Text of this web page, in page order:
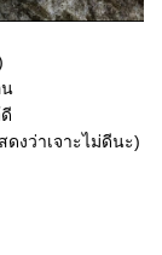
น
งว่าเจาะไม่ดีนะ)